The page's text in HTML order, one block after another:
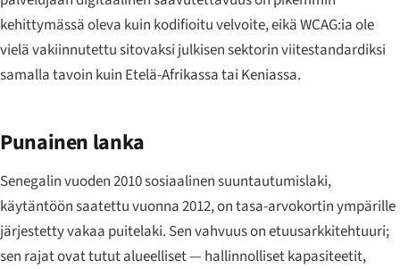
kehittymässä oleva kuin kodifioitu velvoite, eikä WCAG:ia ole
vielä vakiinnutettu sitovaksi julkisen sektorin viitestandardiksi
samalla tavoin kuin Etelä-Afrikassa tai Keniassa.
Punainen lanka
Senegalin vuoden 2010 sosiaalinen suuntautumislaki,
käytäntöön saatettu vuonna 2012, on tasa-arvokortin ympärille
järjestetty vakaa puitelaki. Sen vahvuus on etuusarkkitehtuuri;
sen rajat ovat tutut alueelliset — hallinnolliset kapasiteetit,